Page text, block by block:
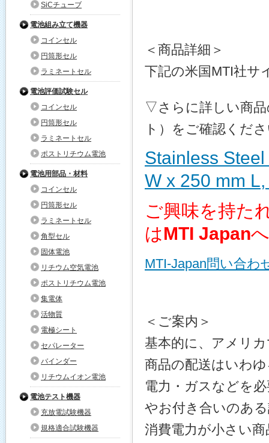
＜商品詳細＞
下記の米国MTI社サ
▽さらに詳しい商品
ト）をご確認くだ
Stainless
W x 250 mm
ご興味を持た
はMTI Japan
MTI-Japan問い合わ
＜ご案内＞
基本的に、アメリ
商品の配送はいわ
電力・ガスなどを
やお付き合いのあ
消費電力が小さい
SiCチューブ
電池組み立て機器
コインセル
円筒形セル
ラミネートセル
電池評価試験セル
コインセル
円筒形セル
ラミネートセル
ポストリチウム電池
電池用部品・材料
コインセル
円筒形セル
ラミネートセル
角型セル
固体電池
リチウム空気電池
ポストリチウム電池
集電体
活物質
電極シート
セパレーター
バインダー
リチウムイオン電池
電池テスト機器
充放電試験機器
規格適合試験機器